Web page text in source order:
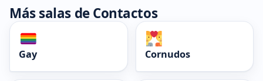
Más salas de Contactos
Gay Cornudos